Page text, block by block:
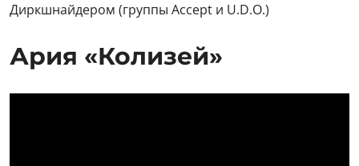
Диркшнайдером (группы Accept и U.D.O.)
Ария «Колизей»